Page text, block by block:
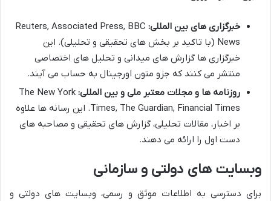
خبرگزاری های بین المللی: Reuters, Associated Press, BBC
News (با تاکید بر بخش های تحقیقی و تحلیلی). این
خبرگزاری ها گزارش های میدانی و تحلیل های اختصاصی
منتشر می کنند که جزو متون اورجینال به حساب می آیند.
روزنامه ها و مجلات معتبر ملی و بین المللی: The New York
Times, The Guardian, Financial Times. این رسانه ها علاوه
بر اخبار، مقالات تحلیلی، گزارش های تحقیقی و مصاحبه های
دست اول را ارائه می دهند.
وبسایت های دولتی و سازمانی
برای دسترسی به اطلاعات موثق و رسمی، وبسایت های دولتی و